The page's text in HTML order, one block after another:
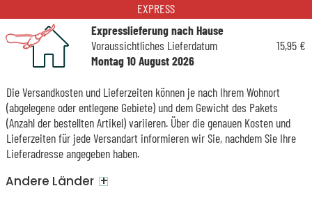
EXPRESS
Expresslieferung nach Hause
Voraussichtliches Lieferdatum
Montag 10 August 2026
15,95 €
Die Versandkosten und Lieferzeiten können je nach Ihrem Wohnort
(abgelegene oder entlegene Gebiete) und dem Gewicht des Pakets
(Anzahl der bestellten Artikel) variieren. Über die genauen Kosten und
Lieferzeiten für jede Versandart informieren wir Sie, nachdem Sie Ihre
Lieferadresse angegeben haben.
Andere Länder +